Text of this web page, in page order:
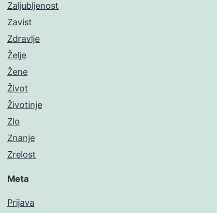
Zaljubljenost
Zavist
Zdravlje
Želje
Žene
Život
Životinje
Zlo
Znanje
Zrelost
Meta
Prijava